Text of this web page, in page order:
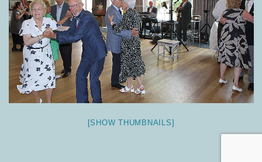
[SHOW THUMBNAILS]